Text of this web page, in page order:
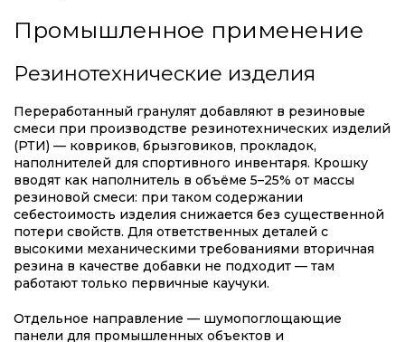
Промышленное применение
Резинотехнические изделия
Переработанный гранулят добавляют в резиновые
смеси при производстве резинотехнических изделий
(РТИ) — ковриков, брызговиков, прокладок,
наполнителей для спортивного инвентаря. Крошку
вводят как наполнитель в объёме 5–25% от массы
резиновой смеси: при таком содержании
себестоимость изделия снижается без существенной
потери свойств. Для ответственных деталей с
высокими механическими требованиями вторичная
резина в качестве добавки не подходит — там
работают только первичные каучуки.
Отдельное направление — шумопоглощающие
панели для промышленных объектов и